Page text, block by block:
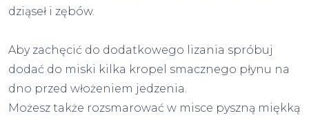
dziąseł i zębów.
Aby zachęcić do dodatkowego lizania spróbuj
dodać do miski kilka kropel smacznego płynu na
dno przed włożeniem jedzenia.
Możesz także rozsmarować w misce pyszną miękką